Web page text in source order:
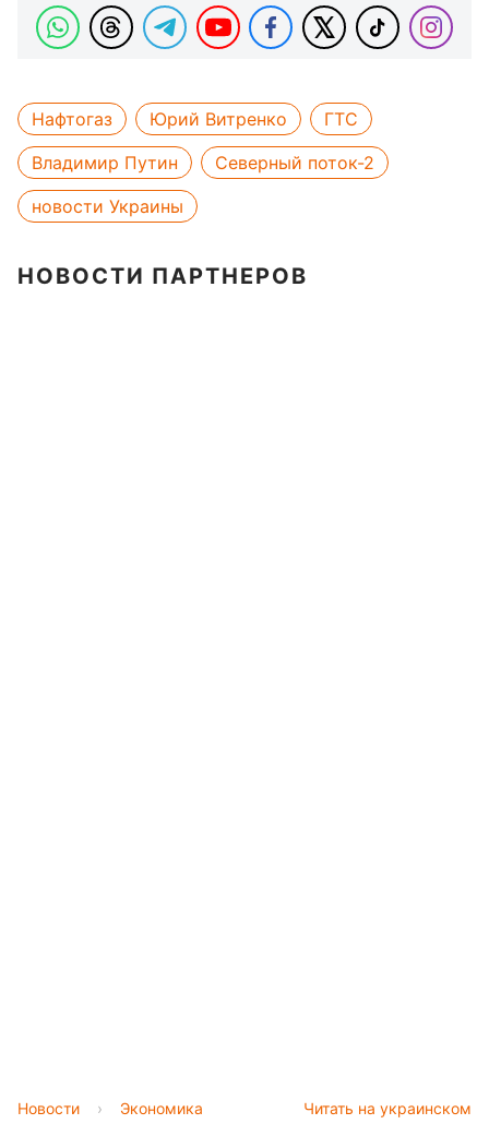
Нафтогаз Юрий Витренко
ГТС
Владимир Путин
Северный поток-2
новости Украины
НОВОСТИ ПАРТНЕРОВ
Читать на украинском
Новости › Экономика